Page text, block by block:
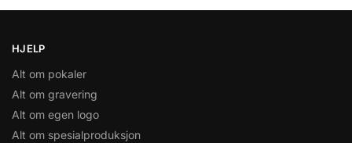
HJELP
Alt om pokaler
Alt om gravering
Alt om egen logo
Alt om spesialproduksjon